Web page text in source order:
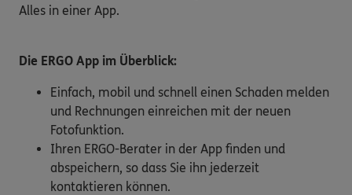
Alles in einer App.
Die ERGO App im Überblick:
Einfach, mobil und schnell einen Schaden melden
und Rechnungen einreichen mit der neuen
Fotofunktion.
Ihren ERGO-Berater in der App finden und
abspeichern, so dass Sie ihn jederzeit
kontaktieren können.